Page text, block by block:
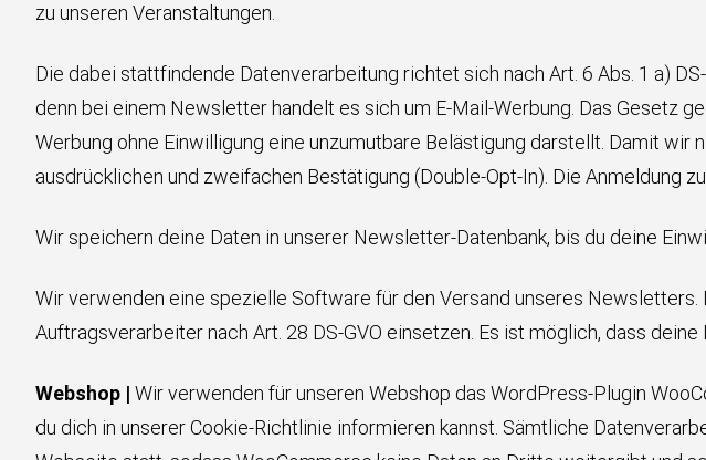
zu unseren Veranstaltungen.
Die dabei stattfindende Datenverarbeitung richtet sich nach Art. 6 Abs. 1 a)
denn bei einem Newsletter handelt es sich um E-Mail-Werbung. Das Gesetz
Werbung ohne Einwilligung eine unzumutbare Belästigung darstellt. Damit
ausdrücklichen und zweifachen Bestätigung (Double-Opt-In). Die Anmeldung
Wir speichern deine Daten in unserer Newsletter-Datenbank, bis du deine
Wir verwenden eine spezielle Software für den Versand unseres
Auftragsverarbeiter nach Art. 28 DS-GVO einsetzen. Es ist möglich, dass
Webshop | Wir verwenden für unseren Webshop das WordPress-Plugin
du dich in unserer Cookie-Richtlinie informieren kannst. Sämtliche